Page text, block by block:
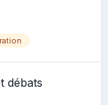
débats